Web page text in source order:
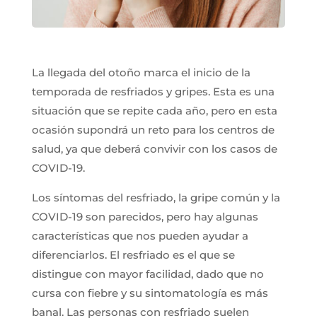
La llegada del otoño marca el inicio de la
temporada de resfriados y gripes. Esta es una
situación que se repite cada año, pero en esta
ocasión supondrá un reto para los centros de
salud, ya que deberá convivir con los casos de
COVID-19.
Los síntomas del resfriado, la gripe común y la
COVID-19 son parecidos, pero hay algunas
características que nos pueden ayudar a
diferenciarlos. El resfriado es el que se
distingue con mayor facilidad, dado que no
cursa con fiebre y su sintomatología es más
banal. Las personas con resfriado suelen